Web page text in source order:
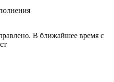
В ближайшее время с